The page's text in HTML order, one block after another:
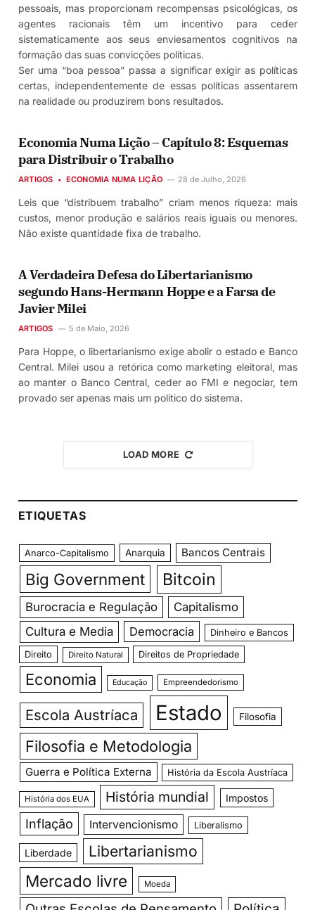
pessoais, mas proporcionam recompensas psicológicas, os
agentes racionais têm um incentivo para ceder
sistematicamente aos seus enviesamentos cognitivos na
formação das suas convicções políticas.
Ser uma “boa pessoa” passa a significar exigir as políticas
certas, independentemente de essas políticas assentarem
na realidade ou produzirem bons resultados.
Economia Numa Lição – Capítulo 8: Esquemas
para Distribuir o Trabalho
ARTIGOS ECONOMIA NUMA LIÇÃO 28 de Julho, 2026
Leis que “distribuem trabalho” criam menos riqueza: mais
custos, menor produção e salários reais iguais ou menores.
Não existe quantidade fixa de trabalho.
A Verdadeira Defesa do Libertarianismo
segundo Hans-Hermann Hoppe e a Farsa de
Javier Milei
ARTIGOS 5 de Maio, 2026
Para Hoppe, o libertarianismo exige abolir o estado e Banco
Central. Milei usou a retórica como marketing eleitoral, mas
ao manter o Banco Central, ceder ao FMI e negociar, tem
provado ser apenas mais um político do sistema.
LOAD MORE
ETIQUETAS
Anarco-Capitalismo Anarquia Bancos Centrais
Big Government Bitcoin
Burocracia e Regulação
Capitalismo
Cultura e Media
Democracia Dinheiro e Bancos
Direito Direito Natural Direitos de Propriedade
Economia Educação Empreendedorismo
Escola Austríaca Estado Filosofia
Filosofia e Metodologia
Guerra e Política Externa História da Escola Austríaca
História dos EUA História mundial Impostos
Inflação Intervencionismo Liberalismo
Liberdade Libertarianismo
Mercado livre Moeda